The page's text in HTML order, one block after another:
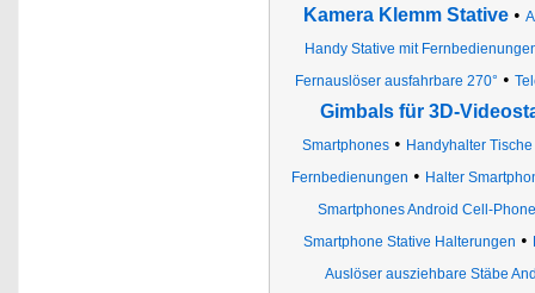
Kamera Klemm Stative •
Handy Stative mit
Fernauslöser ausfahrbare 270° •
Gimbals für 3D-
Smartphones• Handyhalter Tische
Fernbedienungen • Halter
Smartphones Android Cell-
Smartphone Stative Halterungen •
Auslöser ausziehbare Stäbe